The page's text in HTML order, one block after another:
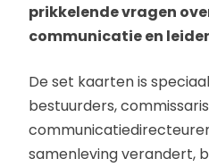
prikkelende vragen
communicatie en
De set kaarten is
bestuurders,
samenleving verandert,